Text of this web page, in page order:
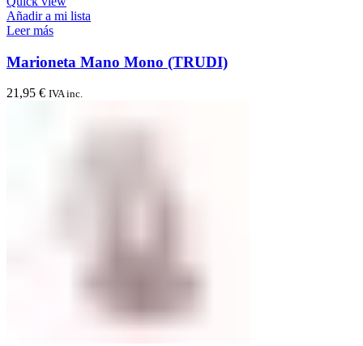
Añadir a mi lista
Leer más
Marioneta Mano Mono (TRUDI)
21,95 € IVA inc.